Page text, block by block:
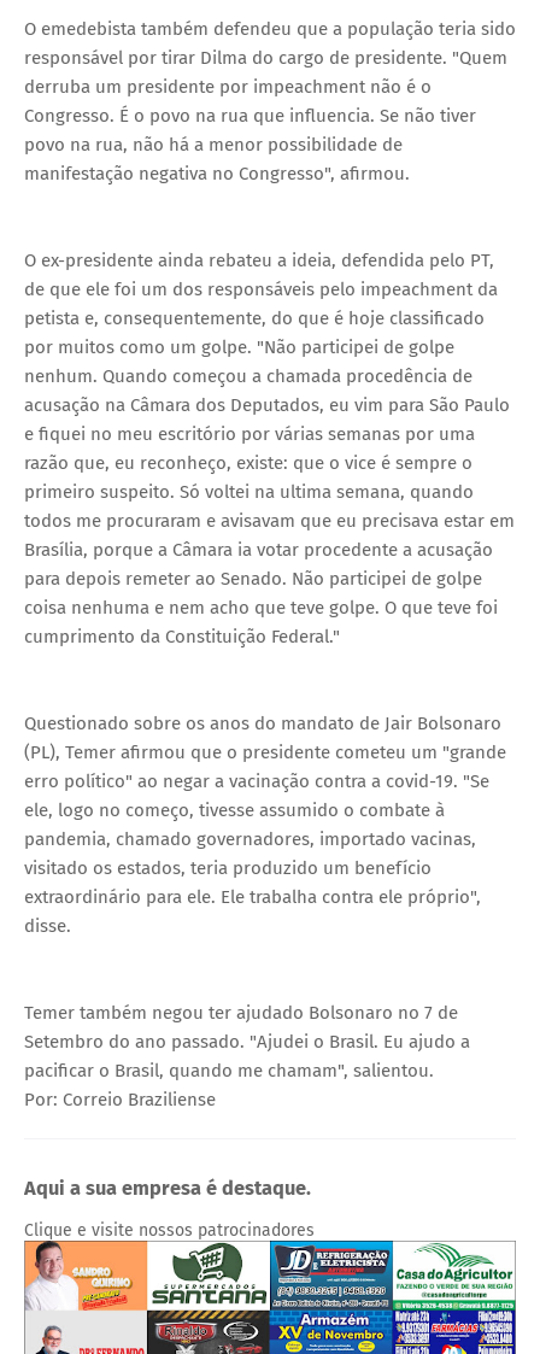
O emedebista também defendeu que a população teria sido
responsável por tirar Dilma do cargo de presidente. "Quem
derruba um presidente por impeachment não é o
Congresso. É o povo na rua que influencia. Se não tiver
povo na rua, não há a menor possibilidade de
manifestação negativa no Congresso", afirmou.
O ex-presidente ainda rebateu a ideia, defendida pelo PT,
de que ele foi um dos responsáveis pelo impeachment da
petista e, consequentemente, do que é hoje classificado
por muitos como um golpe. "Não participei de golpe
nenhum. Quando começou a chamada procedência de
acusação na Câmara dos Deputados, eu vim para São Paulo
e fiquei no meu escritório por várias semanas por uma
razão que, eu reconheço, existe: que o vice é sempre o
primeiro suspeito. Só voltei na ultima semana, quando
todos me procuraram e avisavam que eu precisava estar em
Brasília, porque a Câmara ia votar procedente a acusação
para depois remeter ao Senado. Não participei de golpe
coisa nenhuma e nem acho que teve golpe. O que teve foi
cumprimento da Constituição Federal."
Questionado sobre os anos do mandato de Jair Bolsonaro
(PL), Temer afirmou que o presidente cometeu um "grande
erro político" ao negar a vacinação contra a covid-19. "Se
ele, logo no começo, tivesse assumido o combate à
pandemia, chamado governadores, importado vacinas,
visitado os estados, teria produzido um benefício
extraordinário para ele. Ele trabalha contra ele próprio",
disse.
Temer também negou ter ajudado Bolsonaro no 7 de
Setembro do ano passado. "Ajudei o Brasil. Eu ajudo a
pacificar o Brasil, quando me chamam", salientou.
Por: Correio Braziliense
Aqui a sua empresa é destaque.
Clique e visite nossos patrocinadores